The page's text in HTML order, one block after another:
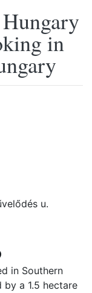
in
u.
in Southern
by a 1.5 hectare